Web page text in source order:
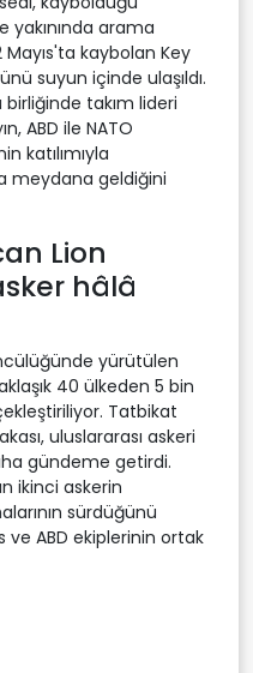
yakınında arama
kaybolan Key
suyun içinde ulaşıldı.
takım lideri
ABD ile NATO
katılımıyla
meydana geldiğini
Lion
hâlâ
yürütülen
40 ülkeden 5 bin
Tatbikat
uluslararası askeri
gündeme getirdi.
ikinci askerin
sürdüğünü
ABD ekiplerinin ortak